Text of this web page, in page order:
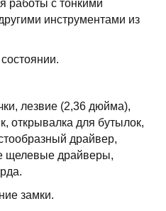
работы с тонкими
инструментами из
лезвие (2,36 дюйма),
открывалка для бутылок,
драйвер,
щелевые драйверы,
замки.